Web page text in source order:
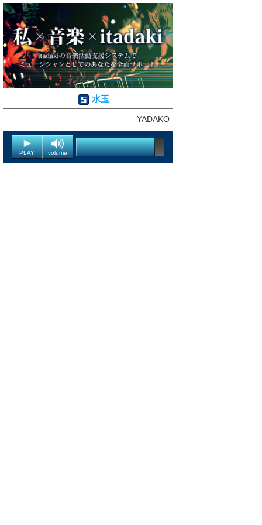
水玉
YADAKO
PLAY volume